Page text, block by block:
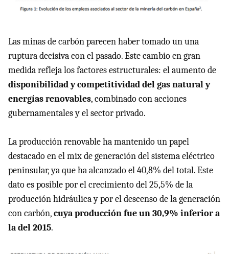
Las minas de carbón parecen haber tomado un una
ruptura decisiva con el pasado. Este cambio en gran
medida refleja los factores estructurales: el aumento de
disponibilidad y competitividad del gas natural y
energías renovables, combinado con acciones
gubernamentales y el sector privado.
La producción renovable ha mantenido un papel
destacado en el mix de generación del sistema eléctrico
peninsular, ya que ha alcanzado el 40,8% del total. Este
dato es posible por el crecimiento del 25,5% de la
producción hidráulica y por el descenso de la generación
con carbón,cuya producción fue un 30,9% inferior a
la del 2015.